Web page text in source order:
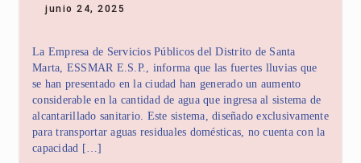
junio 24, 2025
La Empresa de Servicios Públicos del Distrito de Santa
Marta, ESSMAR E.S.P., informa que las fuertes lluvias que
se han presentado en la ciudad han generado un aumento
considerable en la cantidad de agua que ingresa al sistema de
alcantarillado sanitario. Este sistema, diseñado exclusivamente
para transportar aguas residuales domésticas, no cuenta con la
capacidad […]